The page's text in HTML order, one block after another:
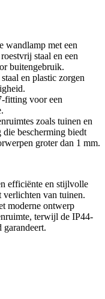
wandlamp met een
staal en een
buitengebruik.
en plastic zorgen
fitting voor een
zoals tuinen en
bescherming biedt
groter dan 1 mm.
efficiënte en stijlvolle
verlichten van tuinen.
moderne ontwerp
terwijl de IP44-
garandeert.